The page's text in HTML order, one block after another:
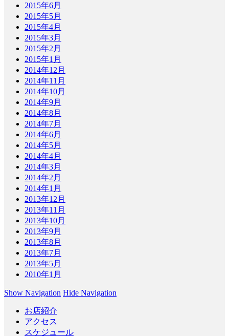
2015年6月
2015年5月
2015年4月
2015年3月
2015年2月
2015年1月
2014年12月
2014年11月
2014年10月
2014年9月
2014年8月
2014年7月
2014年6月
2014年5月
2014年4月
2014年3月
2014年2月
2014年1月
2013年12月
2013年11月
2013年10月
2013年9月
2013年8月
2013年7月
2013年5月
2010年1月
Show Navigation Hide Navigation
お店紹介
アクセス
スケジュール